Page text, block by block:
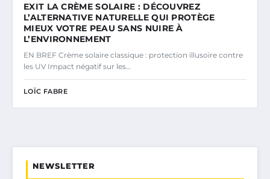
EXIT LA CRÈME SOLAIRE : DÉCOUVREZ
L’ALTERNATIVE NATURELLE QUI PROTÈGE
MIEUX VOTRE PEAU SANS NUIRE À
L’ENVIRONNEMENT
EN BREF Crème solaire classique : protection illusoire contre
les UV Impact négatif sur les…
LOÏC FABRE
NEWSLETTER